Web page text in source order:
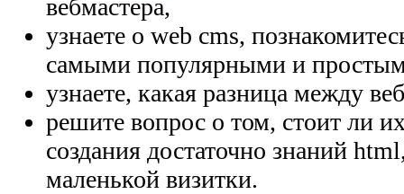
вебмастера,
узнаете о web cms,
самыми популярными и
узнаете, какая разница между
решите вопрос о том, стоит ли
создания достаточно знаний
маленькой визитки.